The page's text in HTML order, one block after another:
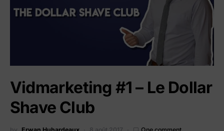
Vidmarketing #1 – Le Dollar
Shave Club